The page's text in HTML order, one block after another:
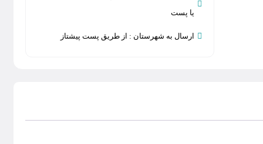
يا پست
ارسال به شهرستان : از طريق پست پيشتاز